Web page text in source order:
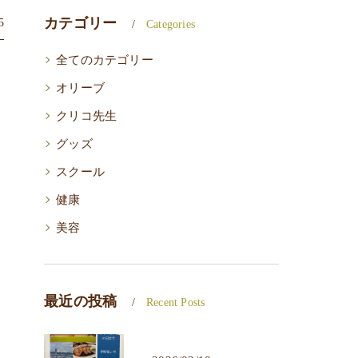
カテゴリー Categories
全てのカテゴリー
オリーブ
クリコ先生
グッズ
スクール
健康
美容
最近の投稿 Recent Posts